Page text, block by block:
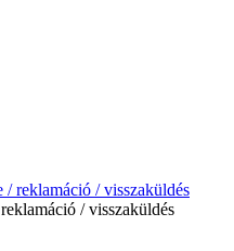
/ reklamáció / visszaküldés
/ visszaküldés